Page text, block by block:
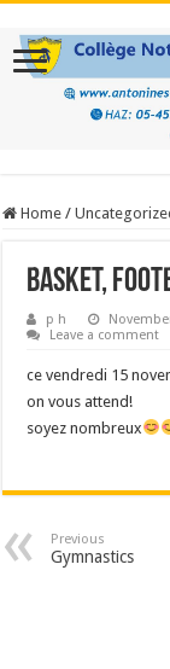
Home /
Basket,
p h
Leave a comment
ce vendredi 15
on vous attend!
soyez nombreux
Previous
Gymnastics